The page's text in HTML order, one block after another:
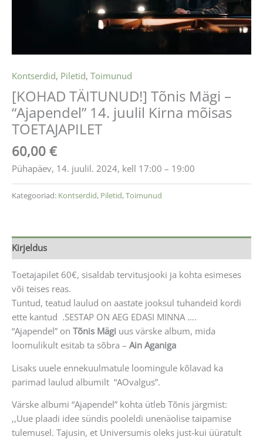
Kontserdid, Piletid, Toimunud
[KOHAD TÄITUNUD!] Tõnis Mägi –
“Ajapendel” 14. juulil Kirna mõisas
TOETAJAPILET
60,00 €
Pühapäev, 14. juulil. 2024, kell 17:00 – 19:00
Kategooriad: Kontserdid, Piletid,Toimunud
Kirjeldus
Toetajapilet 60€, sisaldab tervitusjooki ja kohta esimeses
või teises reas.
Tuntud, teatud laulud on aastate jooksul tuhandeid kordi
ette kantud .SESTAP ON AEG EDASI MINNA ….
“Ajapendel” on Tõnis Mägi uus värske album, mida
loomulikult esitab ta sõbra – Ain Aganiga
Lisaks uuele ennekuulmatule loomingule kõlavad ka
parimad laulud albumilt “AOvalgus”.
Värske albumi “Ajapendel” kohta ütleb Tõnis järgmist:
,,Uue plaadi idee sündis pooleldi unenäolise taipamise
tulemusel. Tajusin, et Universumis oleks just-kui üüratult